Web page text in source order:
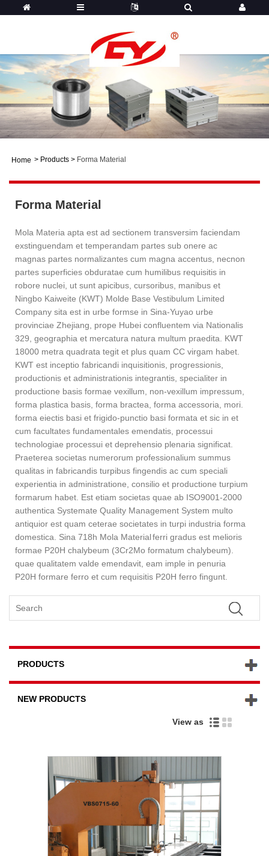
Home > Products > Forma Material
Forma Material
Mola Materia apta est ad sectionem transversim faciendam
exstinguendam et temperandam partes sub onere ac
magnas partes normalizantes cum magna accentus, necnon
partes superficies obduratae cum humilibus requisitis in
robore nuclei, ut sunt apicibus, cursoribus, manibus et
Ningbo Kaiweite (KWT) Molde Base Vestibulum Limited
Company sita est in urbe formse in Sina-Yuyao urbe
provinciae Zhejiang, prope Hubei confluentem via Nationalis
329, geographia et mercatura natura multum praedita. KWT
18000 metra quadrata tegit et plus quam CC virgam habet.
KWT est inceptio fabricandi inquisitionis, progressionis,
productionis et administrationis integrantis, specialiter in
productione basis formae vexillum, non-vexillum impressum,
forma plastica basis, forma bractea, forma accessoria, mori.
forma eiectis basi et frigido-punctio basi formata et sic in et
cum facultates fundamentales emendatis, processui
technologiae processui et deprehensio plenaria significat.
Praeterea societas numerorum professionalium summus
qualitas in fabricandis turpibus fingendis ac cum speciali
experientia in administratione, consilio et productione turpium
formarum habet. Est etiam societas quae ab ISO9001-2000
authentica Systemate Quality Management System multo
antiquior est quam ceterae societates in turpi industria forma
domestica.
Sina 718h Mola Materialferri gradus est melioris
formae P20H chalybeum (3Cr2Mo formatum chalybeum).
quae qualitatem valde emendavit, eam imple in penuria
P20H formare ferro et cum requisitis P20H ferro fingunt.
PRODUCTS
NEW PRODUCTS
View as